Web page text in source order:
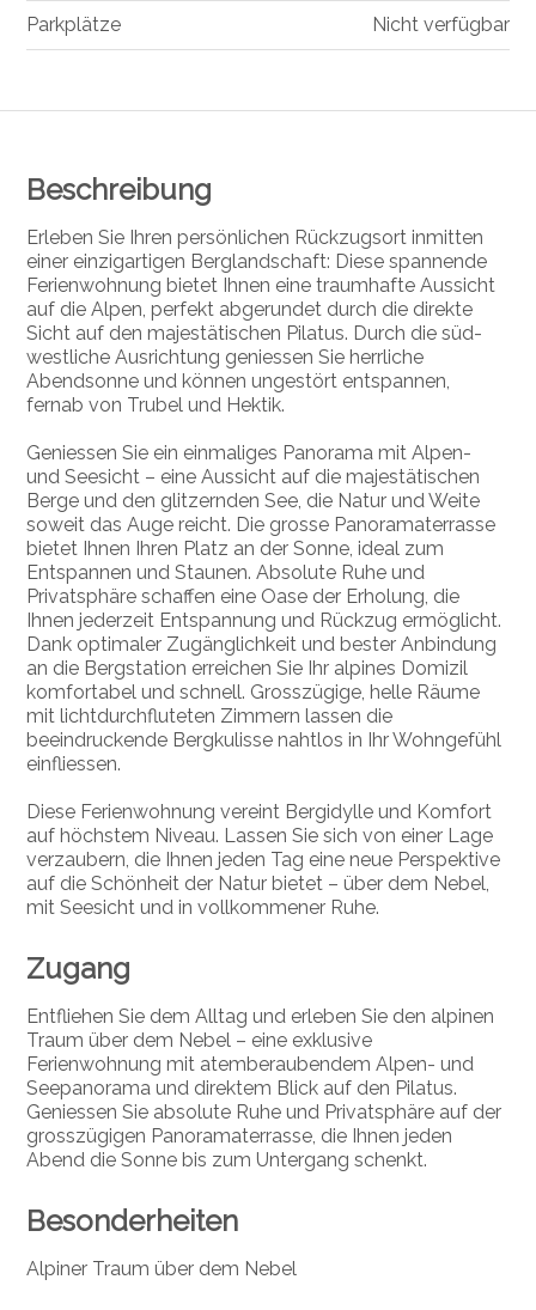
Beschreibung
Erleben Sie Ihren persönlichen Rückzugsort inmitten
einer einzigartigen Berglandschaft: Diese spannende
Ferienwohnung bietet Ihnen eine traumhafte Aussicht
auf die Alpen, perfekt abgerundet durch die direkte
Sicht auf den majestätischen Pilatus. Durch die süd-
westliche Ausrichtung geniessen Sie herrliche
Abendsonne und können ungestört entspannen,
fernab von Trubel und Hektik.
Geniessen Sie ein einmaliges Panorama mit Alpen-
und Seesicht – eine Aussicht auf die majestätischen
Berge und den glitzernden See, die Natur und Weite
soweit das Auge reicht. Die grosse Panoramaterrasse
bietet Ihnen Ihren Platz an der Sonne, ideal zum
Entspannen und Staunen. Absolute Ruhe und
Privatsphäre schaffen eine Oase der Erholung, die
Ihnen jederzeit Entspannung und Rückzug ermöglicht.
Dank optimaler Zugänglichkeit und bester Anbindung
an die Bergstation erreichen Sie Ihr alpines Domizil
komfortabel und schnell. Grosszügige, helle Räume
mit lichtdurchfluteten Zimmern lassen die
beeindruckende Bergkulisse nahtlos in Ihr Wohngefühl
einfliessen.
Diese Ferienwohnung vereint Bergidylle und Komfort
auf höchstem Niveau. Lassen Sie sich von einer Lage
verzaubern, die Ihnen jeden Tag eine neue Perspektive
auf die Schönheit der Natur bietet – über dem Nebel,
mit Seesicht und in vollkommener Ruhe.
Zugang
Entfliehen Sie dem Alltag und erleben Sie den alpinen
Traum über dem Nebel – eine exklusive
Ferienwohnung mit atemberaubendem Alpen- und
Seepanorama und direktem Blick auf den Pilatus.
Geniessen Sie absolute Ruhe und Privatsphäre auf der
grosszügigen Panoramaterrasse, die Ihnen jeden
Abend die Sonne bis zum Untergang schenkt.
Besonderheiten
Alpiner Traum über dem Nebel
Parkplätze Nicht verfügbar